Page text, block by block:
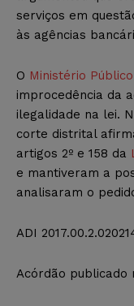
serviços em
às agências
O Ministério
improcedência da
ilegalidade na lei.
corte distrital
artigos 2º e 158 da
e mantiveram a
analisaram o
ADI
Acórdão publicado